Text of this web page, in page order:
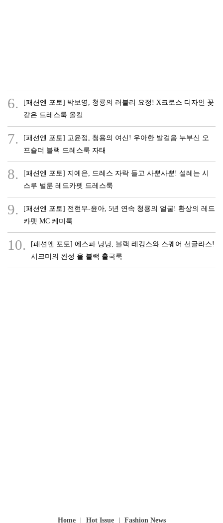
6.
[패션엔 포토] 박보영, 청룡의 러블리 요정! X크로스 디자인 꽃
같은 드레스룩 올킬
7.
[패션엔 포토] 고윤정, 청용의 여신! 우아한 발걸음 누부신 오
프숄더 블랙 드레스룩 자태
8.
[패션엔 포토] 지예은, 드레스 자락 들고 사뿐사뿐! 설레는 시
스루 벌룬 레드카펫 드레스룩
9.
[패션엔 포토] 전현무-윤아, 5년 연속 청룡의 얼굴! 환상의 레드
카펫 MC 케미룩
10.
[패션엔 포토] 에스파 닝닝, 블랙 레깅스와 스퀘어 선글라스!
시크미의 완성 올 블랙 출국룩
Home Hot Issue Fashion News